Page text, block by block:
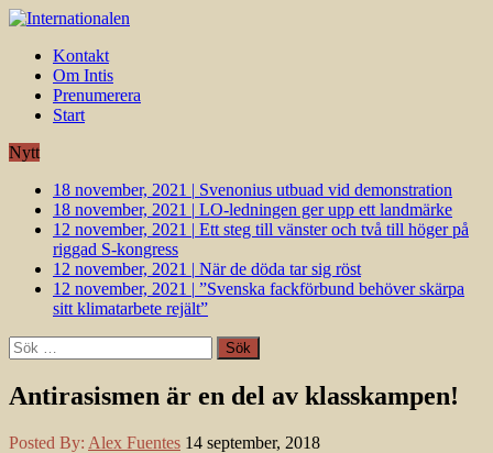
Kontakt
Om Intis
Prenumerera
Start
Nytt
18 november, 2021 | Svenonius utbuad vid demonstration
18 november, 2021 | LO-ledningen ger upp ett landmärke
12 november, 2021 | Ett steg till vänster och två till höger på
riggad S-kongress
12 november, 2021 | När de döda tar sig röst
12 november, 2021 | ”Svenska fackförbund behöver skärpa
sitt klimatarbete rejält”
Sök
efter:
Antirasismen är en del av klasskampen!
Posted By: Alex Fuentes 14 september, 2018